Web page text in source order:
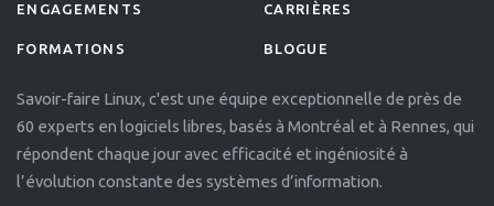
ENGAGEMENTS
FORMATIONS
CARRIÈRES
BLOGUE
Savoir-faire Linux, c'est une équipe exceptionnelle de près de
60 experts en logiciels libres, basés à Montréal et à Rennes, qui
répondent chaque jour avec efficacité et ingéniosité à
l’évolution constante des systèmes d’information.